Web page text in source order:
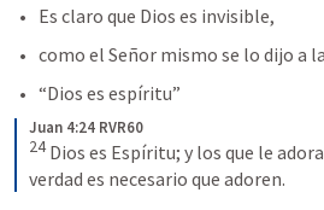
Es claro que Dios es invisible,
como el Señor mismo se lo dijo a
“Dios es espíritu”
Juan 4:24 RVR60
24 Dios es Espíritu; y los que le
verdad es necesario que adoren.